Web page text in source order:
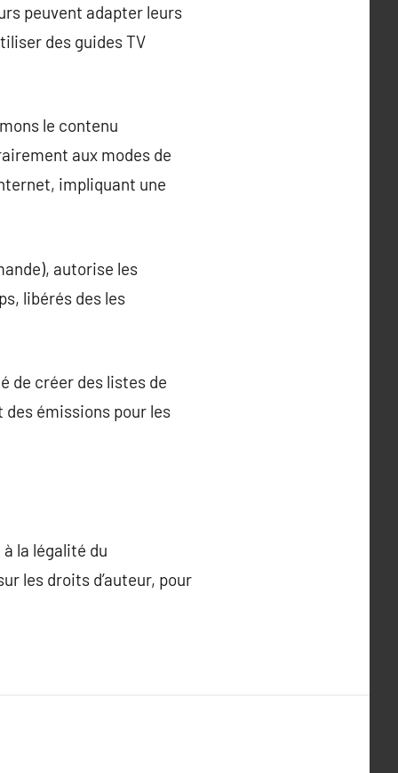
peuvent adapter leurs
des guides TV
le contenu
aux modes de
impliquant une
autorise les
libérés des les
de créer des listes de
émissions pour les
la légalité du
les droits d’auteur, pour